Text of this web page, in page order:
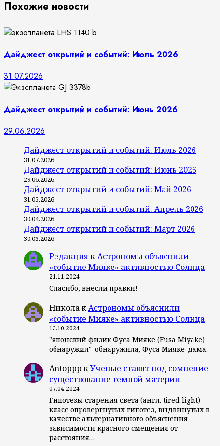
Похожие новости
Дайджест открытий и событий: Июль 2026
31.07.2026
Дайджест открытий и событий: Июнь 2026
29.06.2026
Дайджест открытий и событий: Июль 2026
31.07.2026
Дайджест открытий и событий: Июнь 2026
29.06.2026
Дайджест открытий и событий: Май 2026
31.05.2026
Дайджест открытий и событий: Апрель 2026
30.04.2026
Дайджест открытий и событий: Март 2026
30.03.2026
РедакциякАстрономы объяснили
«событие Мияке» активностью Солнца
21.11.2024
Спасибо, внесли правки!
НиколакАстрономы объяснили
«событие Мияке» активностью Солнца
13.10.2024
"японский физик Фуса Мияке (Fusa Miyake)
обнаружил"-обнаружила, Фуса Мияке-дама.
Antoppp кУченые ставят под сомнение
существование темной материи
07.04.2024
Гипотезы старения света (англ. tired light) —
класс опровергнутых гипотез, выдвинутых в
качестве альтернативного объяснения
зависимости красного смещения от
расстояния…